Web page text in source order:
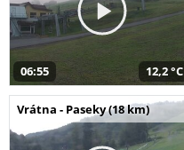
06:55 12,2 °C
Vrátna - Paseky (18 km)